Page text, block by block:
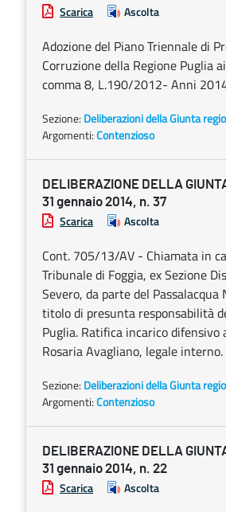
Scarica Ascolta
Adozione del Piano Triennale di
Corruzione della Regione Puglia
comma 8, L.190/2012- Anni
Sezione: Deliberazioni della Giunta
Argomenti:Contenzioso
DELIBERAZIONE DELLA
31 gennaio 2014, n. 37
Scarica Ascolta
Cont. 705/13/AV - Chiamata in
Tribunale di Foggia, ex Sezione
Severo, da parte del Passalacqua
titolo di presunta responsabilità
Puglia. Ratifica incarico difensivo
Rosaria Avagliano, legale interno.
Sezione: Deliberazioni della Giunta
Argomenti:Contenzioso
DELIBERAZIONE DELLA
31 gennaio 2014, n. 22
Scarica Ascolta